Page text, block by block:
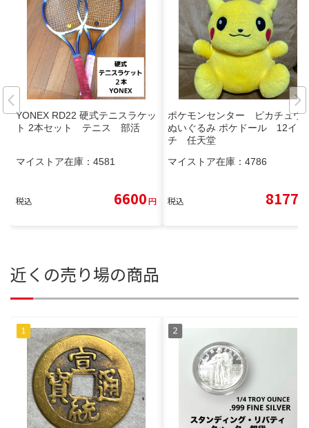
YONEX RD22 硬式テニスラケッ
ト 2本セット テニス 部活
マイストア在庫： 4581
税込 6600円
ポケモンセンター ピカチュウ
ぬいぐるみ ポケドール 12イン
チ 任天堂
マイストア在庫： 4786
税込 8177
近くの売り場の商品